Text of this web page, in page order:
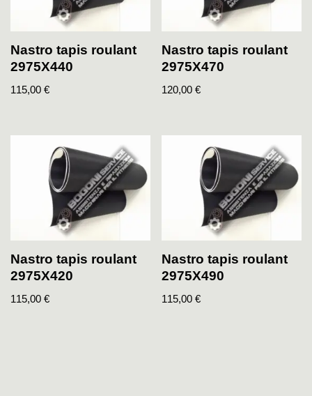
Nastro tapis roulant
2975X440
115,00 €
Nastro tapis roulant
2975X470
120,00€
Nastro tapis roulant
2975X420
115,00 €
Nastro tapis roulant
2975X490
115,00€